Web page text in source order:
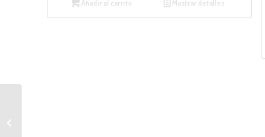
Añadir al carrito Mostrar detalles